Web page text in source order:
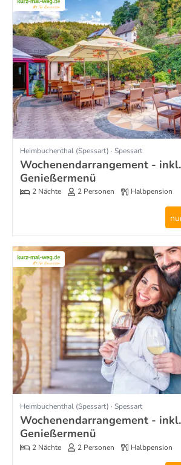
Heimbuchenthal (Spessart) · Spessart
Wochenendarrangement -
Genießermenü
2 Nächte 2 Personen Halbpension
Heimbuchenthal (Spessart) · Spessart
Wochenendarrangement -
Genießermenü
2 Nächte 2 Personen Halbpension